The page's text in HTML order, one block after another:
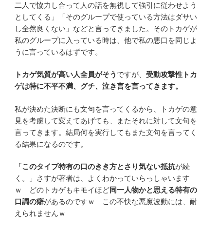
二人で協力し合って人の話を無視して強引に従わせよう
としてくる」「そのグループで使っている方法はダサい
し全然良くない」などと言ってきました。そのトカゲが
私のグループに入っている時は、他で私の悪口を同じよ
うに言っているはずです。
トカゲ気質が高い人全員がそう ですが、 受動攻撃性トカ
ゲは特に不平不満、グチ、泣き言を言ってきます。
私が決めた決断にも文句を言ってくるから、トカゲの意
見を考慮して変えてあげても、またそれに対して文句を
言ってきます。結局何を実行してもまた文句を言ってく
る結果になるのです。
「このタイプ特有の口のきき方とさり気ない抵抗が続
く。」さすが著者は、よくわかっていらっしゃいます
ｗ どのトカゲもキモイほど同一人物かと思える特有の
口調の癖があるのですｗ この不快な悪魔波動には、耐
えられませんｗ